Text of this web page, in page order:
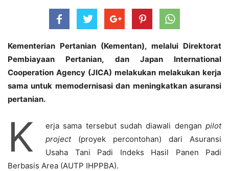
Kementerian Pertanian (Kementan), melalui Direktorat
Pembiayaan Pertanian, dan Japan International
Cooperation Agency (JICA) melakukan melakukan kerja
sama untuk memodernisasi dan meningkatkan asuransi
pertanian.
K erja sama tersebut sudah diawali dengan pilot
project(proyek percontohan) dari Asuransi
Usaha Tani Padi Indeks Hasil Panen Padi
Berbasis Area (AUTP IHPPBA).